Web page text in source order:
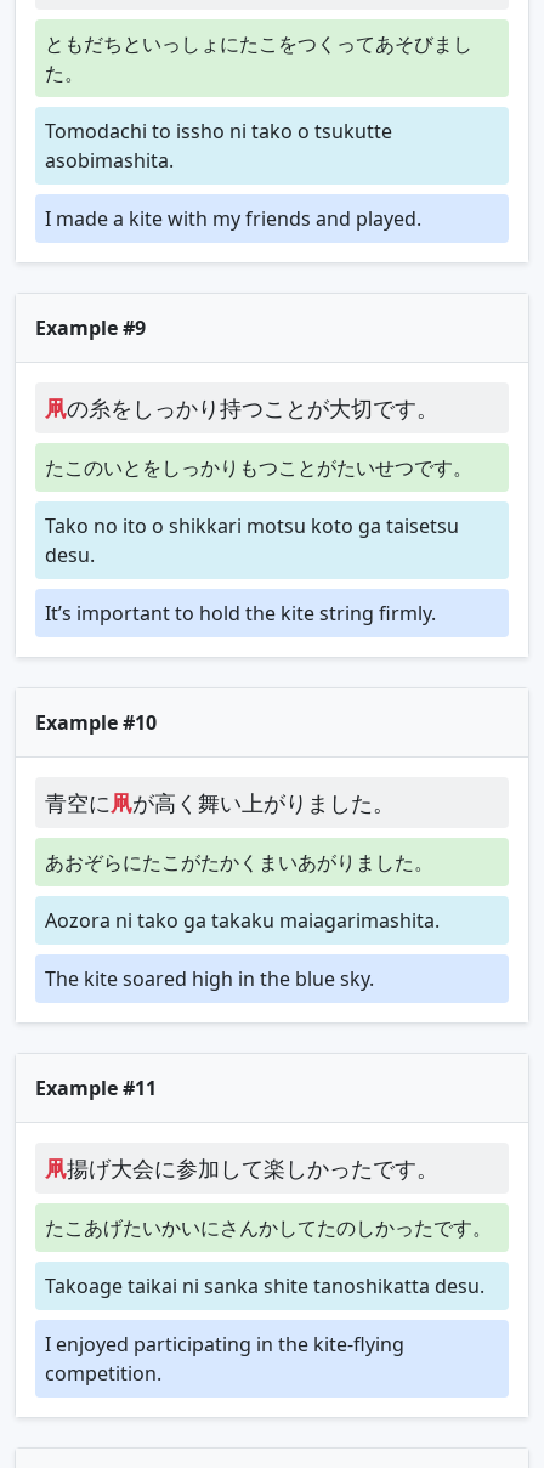
ともだちといっしょにたこをつくってあそびまし
た。
Tomodachi to issho ni tako o tsukutte
asobimashita.
I made a kite with my friends and played.
Example #9
凧の糸をしっかり持つことが大切です。
たこのいとをしっかりもつことがたいせつです。
Tako no ito o shikkari motsu koto ga taisetsu
desu.
It’s important to hold the kite string firmly.
Example #10
青空に凧が高く舞い上がりました。
あおぞらにたこがたかくまいあがりました。
Aozora ni tako ga takaku maiagarimashita.
The kite soared high in the blue sky.
Example #11
凧揚げ大会に参加して楽しかったです。
たこあげたいかいにさんかしてたのしかったです。
Takoage taikai ni sanka shite tanoshikatta desu.
I enjoyed participating in the kite-flying
competition.